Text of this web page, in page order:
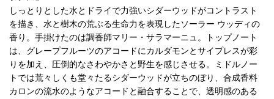
しっとりとした水とドライで力強いシダーウッドがコントラスト
を描き、水と樹木の荒ぶる生命力を表現したソーラー ウッディの
香り。手掛けたのは調香師マリー・サラマーニュ。トップノート
は、グレープフルーツのアコードにカルダモンとサイプレスが彩
りを加え、圧倒的なさわやかさと野生を感じさせる。ミドルノー
トでは荒々しくも堂々たるシダーウッドが立ちのぼり、合成香料
カロンの流水のようなアコードと融合することで、透明感のある